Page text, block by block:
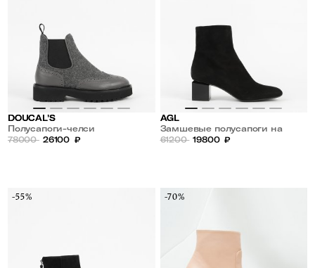
DOUCAL'S
Полусапоги-челси
комбинированные на меху
78000 26100 ₽
AGL
Замшевые полусапоги на
квадратном каблуке
61200 19800 ₽
-55% -70%